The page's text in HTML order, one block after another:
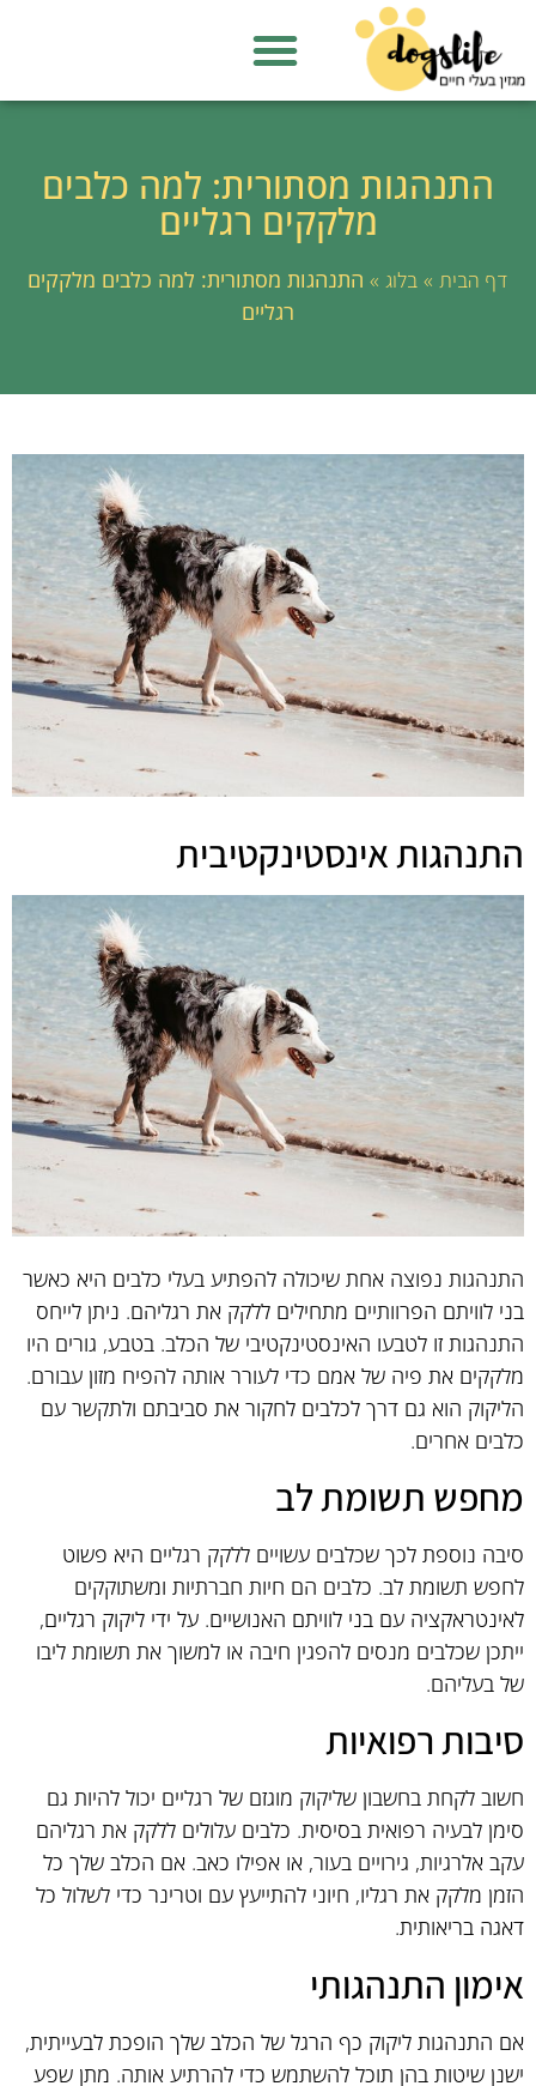
התנהגות מסתורית: למה כלבים
מלקקים רגליים
דף הבית » בלוג » התנהגות מסתורית: למה כלבים מלקקים
רגליים
התנהגות אינסטינקטיבית
התנהגות נפוצה אחת שיכולה להפתיע בעלי כלבים היא כאשר
בני לוויתם הפרוותיים מתחילים ללקק את רגליהם. ניתן לייחס
התנהגות זו לטבעו האינסטינקטיבי של הכלב. בטבע, גורים היו
מלקקים את פיה של אמם כדי לעורר אותה להפיח מזון עבורם.
הליקוק הוא גם דרך לכלבים לחקור את סביבתם ולתקשר עם
כלבים אחרים.
מחפש תשומת לב
סיבה נוספת לכך שכלבים עשויים ללקק רגליים היא פשוט
לחפש תשומת לב. כלבים הם חיות חברתיות ומשתוקקים
לאינטראקציה עם בני לוויתם האנושיים. על ידי ליקוק רגליים,
ייתכן שכלבים מנסים להפגין חיבה או למשוך את תשומת ליבו
של בעליהם.
סיבות רפואיות
חשוב לקחת בחשבון שליקוק מוגזם של רגליים יכול להיות גם
סימן לבעיה רפואית בסיסית. כלבים עלולים ללקק את רגליהם
עקב אלרגיות, גירויים בעור, או אפילו כאב. אם הכלב שלך כל
הזמן מלקק את רגליו, חיוני להתייעץ עם וטרינר כדי לשלול כל
דאגה בריאותית.
אימון התנהגותי
אם התנהגות ליקוק כף הרגל של הכלב שלך הופכת לבעייתית,
ישנן שיטות בהן תוכל להשתמש כדי להרתיע אותה. מתן שפע